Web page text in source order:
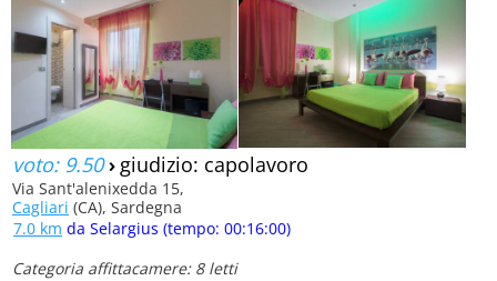
voto: 9.50› giudizio: capolavoro
Via Sant'alenixedda 15,
Cagliari (CA), Sardegna
7.0 km da Selargius (tempo: 00:16:00)
Categoria affittacamere: 8 letti